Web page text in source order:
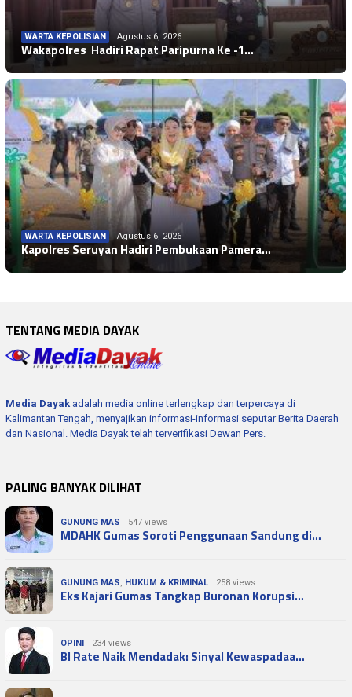
WARTA KEPOLISIAN Agustus 6, 2026
Wakapolres Hadiri Rapat Paripurna Ke -1…
WARTA KEPOLISIAN Agustus 6, 2026
Kapolres Seruyan Hadiri Pembukaan Pamera…
TENTANG MEDIA DAYAK
Media Dayak adalah media online terlengkap dan terpercaya di
Kalimantan Tengah, menyajikan informasi-informasi seputar Berita Daerah
dan Nasional. Media Dayak telah terverifikasi Dewan Pers.
PALING BANYAK DILIHAT
GUNUNG MAS 547 views
MDAHK Gumas Soroti Penggunaan Sandung di…
GUNUNG MAS, HUKUM & KRIMINAL 258 views
Eks Kajari Gumas Tangkap Buronan Korupsi…
OPINI 234 views
BI Rate Naik Mendadak: Sinyal Kewaspadaa…